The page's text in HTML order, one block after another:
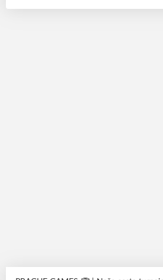
máš žízeň. Pij průběžně během celého dne! 😎